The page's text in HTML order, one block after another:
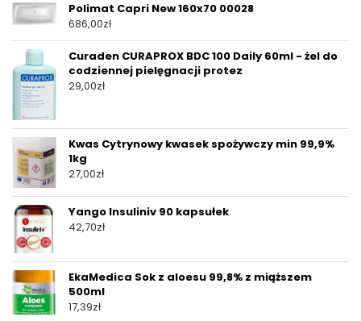
Polimat Capri New 160x70 00028
686,00zł
Curaden CURAPROX BDC 100 Daily 60ml - żel do
codziennej pielęgnacji protez
29,00zł
Kwas Cytrynowy kwasek spożywczy min 99,9%
1kg
27,00zł
Yango Insuliniv 90 kapsułek
42,70zł
EkaMedica Sok z aloesu 99,8% z miąższem
500ml
17,39zł